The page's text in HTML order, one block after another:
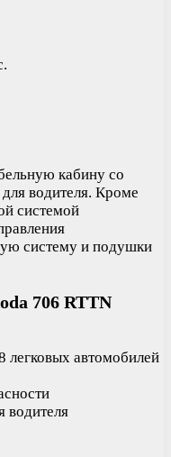
кабину со
водителя. Кроме
системой
систему и подушки
706 RTTN
легковых автомобилей
водителя